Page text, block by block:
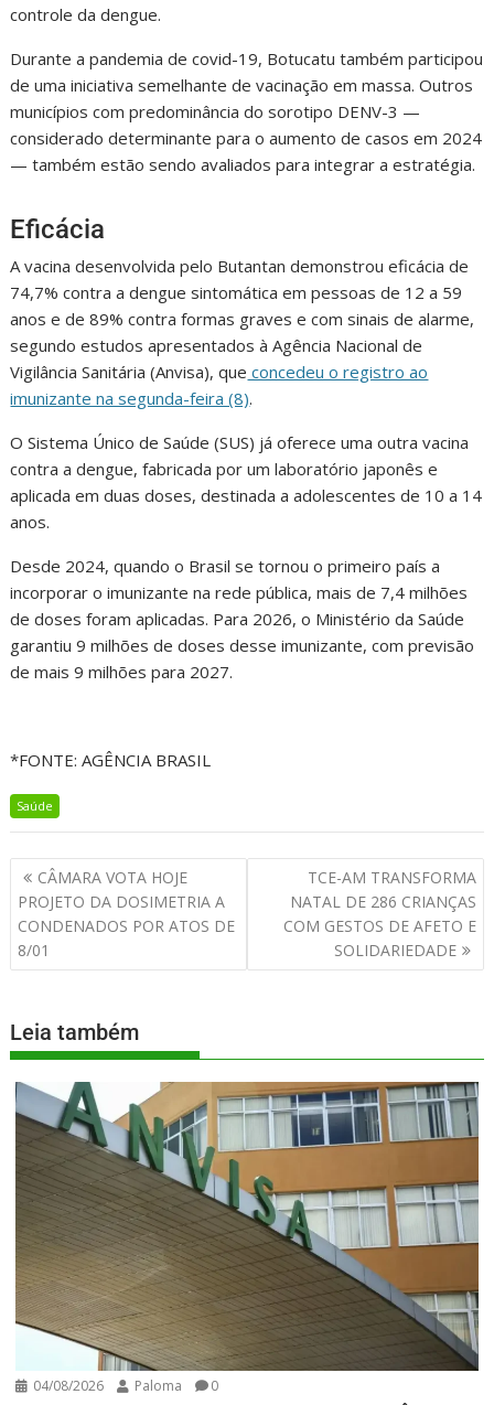
controle da dengue.
Durante a pandemia de covid-19, Botucatu também participou
de uma iniciativa semelhante de vacinação em massa. Outros
municípios com predominância do sorotipo DENV-3 —
considerado determinante para o aumento de casos em 2024
— também estão sendo avaliados para integrar a estratégia.
Eficácia
A vacina desenvolvida pelo Butantan demonstrou eficácia de
74,7% contra a dengue sintomática em pessoas de 12 a 59
anos e de 89% contra formas graves e com sinais de alarme,
segundo estudos apresentados à Agência Nacional de
Vigilância Sanitária (Anvisa), que concedeu o registro ao
imunizante na segunda-feira (8).
O Sistema Único de Saúde (SUS) já oferece uma outra vacina
contra a dengue, fabricada por um laboratório japonês e
aplicada em duas doses, destinada a adolescentes de 10 a 14
anos.
Desde 2024, quando o Brasil se tornou o primeiro país a
incorporar o imunizante na rede pública, mais de 7,4 milhões
de doses foram aplicadas. Para 2026, o Ministério da Saúde
garantiu 9 milhões de doses desse imunizante, com previsão
de mais 9 milhões para 2027.
*FONTE: AGÊNCIA BRASIL
Saúde
CÂMARA VOTA HOJE
PROJETO DA DOSIMETRIA A
CONDENADOS POR ATOS DE
8/01
TCE-AM TRANSFORMA
NATAL DE 286 CRIANÇAS
COM GESTOS DE AFETO E
SOLIDARIEDADE
Leia também
04/08/2026 Paloma 0